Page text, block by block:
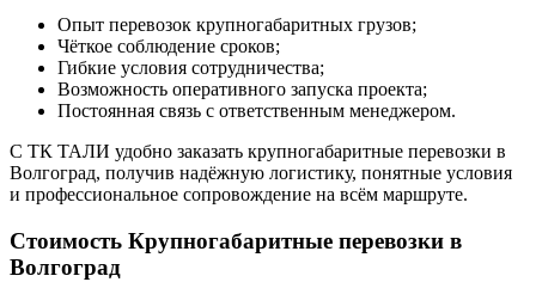
Опыт перевозок крупногабаритных грузов;
Чёткое соблюдение сроков;
Гибкие условия сотрудничества;
Возможность оперативного запуска проекта;
Постоянная связь с ответственным менеджером.
С ТК ТАЛИ удобно заказать крупногабаритные перевозки в
Волгоград, получив надёжную логистику, понятные условия
и профессиональное сопровождение на всём маршруте.
Стоимость Крупногабаритные перевозки в
Волгоград